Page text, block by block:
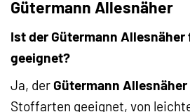
Gütermann Allesnäher
Ist der Gütermann
geeignet?
Ja, derGütermann Allesnäher
Stoffarten geeignet, von